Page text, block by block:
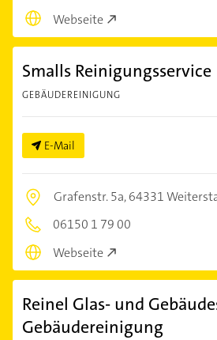
Webseite
Smalls Reinigungsservice
GEBÄUDEREINIGUNG
E-Mail
Grafenstr. 5a,64331
06150 1 79 00
Webseite
Reinel Glas- und
Gebäudereinigung